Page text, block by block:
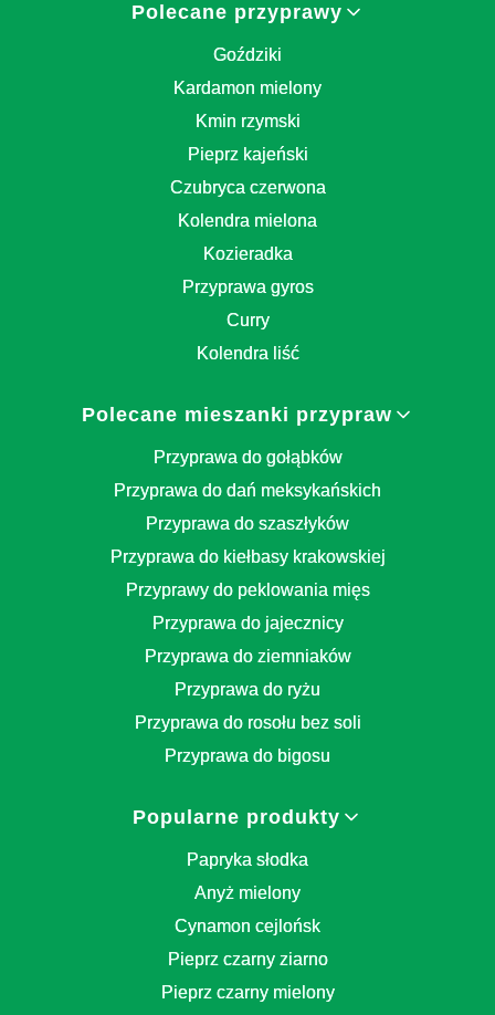
Polecane przyprawy
Goździki
Kardamon mielony
Kmin rzymski
Pieprz kajeński
Czubryca czerwona
Kolendra mielona
Kozieradka
Przyprawa gyros
Curry
Kolendra liść
Polecane mieszanki przypraw
Przyprawa do gołąbków
Przyprawa do dań meksykańskich
Przyprawa do szaszłyków
Przyprawa do kiełbasy krakowskiej
Przyprawy do peklowania mięs
Przyprawa do jajecznicy
Przyprawa do ziemniaków
Przyprawa do ryżu
Przyprawa do rosołu bez soli
Przyprawa do bigosu
Popularne produkty
Papryka słodka
Anyż mielony
Cynamon cejlońsk
Pieprz czarny ziarno
Pieprz czarny mielony